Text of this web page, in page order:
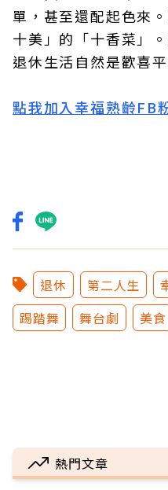
單，甚至還配起色來
十美」的「十香菜」
退休生活自然是歡喜平
點我加入幸福熟齡FB
退休 第二人生
踢踏舞
舞台劇 美食
熱門文章